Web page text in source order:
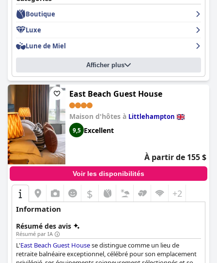
Boutique
Luxe
Lune de Miel
Afficher plus
East Beach Guest House
Maison d'hôtes à Littlehampton
9,5 Excellent
À partir de 155 $
Voir les disponibilités
$ +2
Information
Résumé des avis
Résumé par IA
L'East Beach Guest Housese distingue comme un lieu de
retraite balnéaire exceptionnel, célébré pour son emplacement